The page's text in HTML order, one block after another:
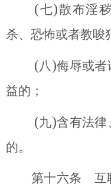
(七)散布淫
杀、恐怖或者教唆
(八)侮辱或者
益的；
(九)含有法律
的。
第十六条 互